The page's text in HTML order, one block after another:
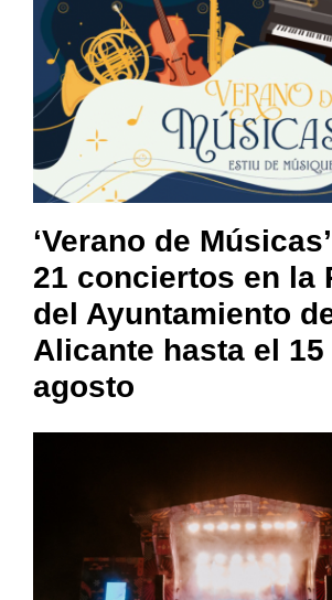
‘Verano de
21 conciertos en la
del Ayuntamiento
Alicante hasta el 15
agosto